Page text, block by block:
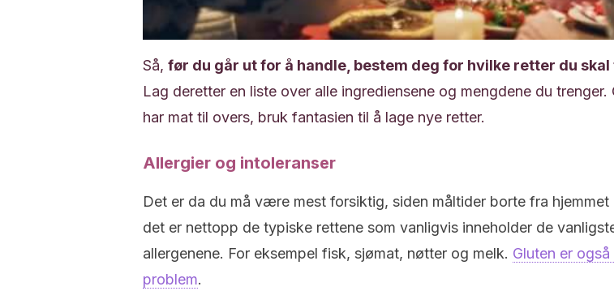
Så, før du går ut for å handle, bestem deg for hvilke retter du
Lag deretter en liste over alle ingrediensene og mengdene du trenger.
har mat til overs, bruk fantasien til å lage nye retter.
Allergier og intoleranser
Det er da du må være mest forsiktig, siden måltider borte fra hjemmet
det er nettopp de typiske rettene som vanligvis inneholder de
allergenene. For eksempel fisk, sjømat, nøtter og melk. Gluten er
problem.